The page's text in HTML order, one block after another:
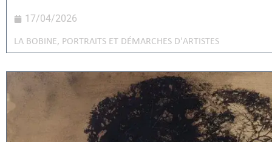
17/04/2026
LA BOBINE, PORTRAITS ET DÉMARCHES D'ARTISTES